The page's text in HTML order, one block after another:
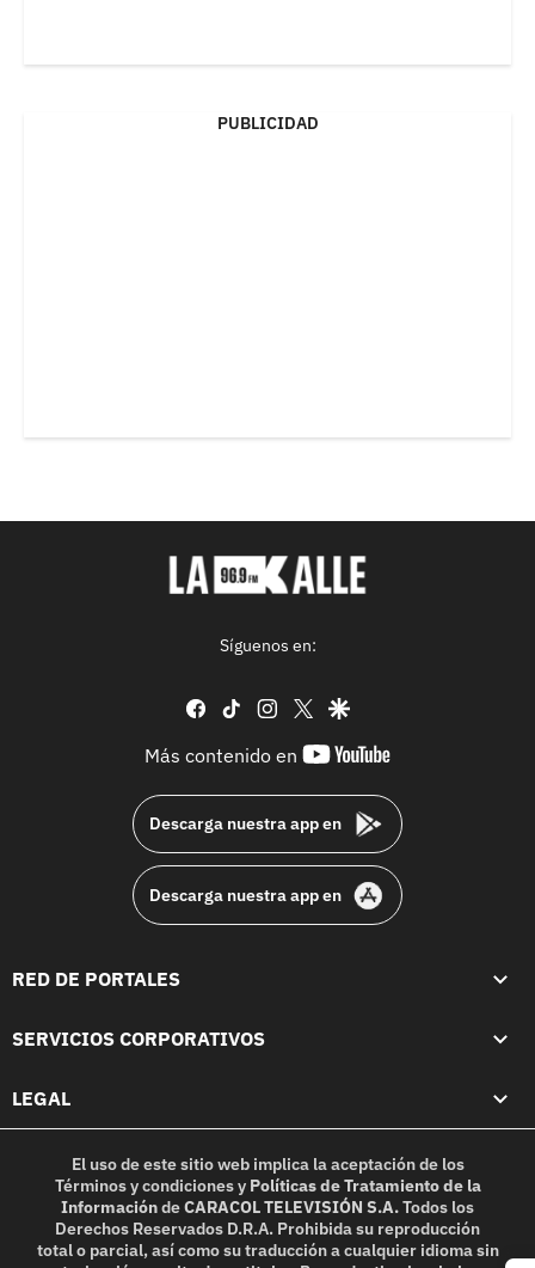
PUBLICIDAD
Síguenos en:
facebook
tiktok instagram
twittergoogle
Más contenido en
youtube-
Descarga nuestra app en
Descarga nuestra app en
RED DE PORTALES
SERVICIOS CORPORATIVOS
LEGAL
El uso de este sitio web implica la aceptación de los
Términos y condicionesy Políticas de Tratamiento de la
InformacióndeCARACOL TELEVISIÓN S.A.Todos los
Derechos Reservados D.R.A. Prohibida su reproducción
total o parcial, así como su traducción a cualquier idioma sin